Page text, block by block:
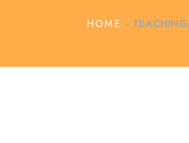
HOME